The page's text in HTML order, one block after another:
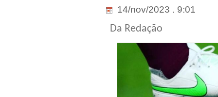
14/nov/2023 . 9:01
Da Redação